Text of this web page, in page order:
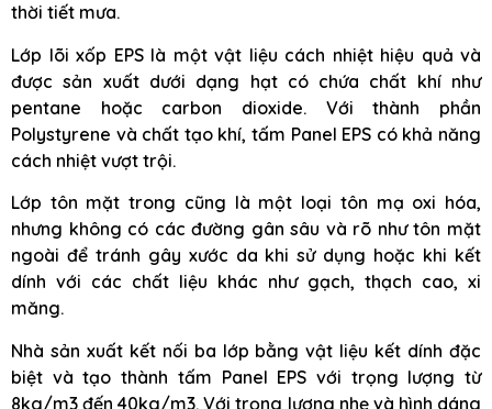
thời tiết mưa.
Lớp lõi xốp EPS là một vật liệu cách nhiệt hiệu quả và
được sản xuất dưới dạng hạt có chứa chất khí như
pentane hoặc carbon dioxide. Với thành phần
Polystyrene và chất tạo khí, tấm Panel EPS có khả năng
cách nhiệt vượt trội.
Lớp tôn mặt trong cũng là một loại tôn mạ oxi hóa,
nhưng không có các đường gân sâu và rõ như tôn mặt
ngoài để tránh gây xước da khi sử dụng hoặc khi kết
dính với các chất liệu khác như gạch, thạch cao, xi
măng.
Nhà sản xuất kết nối ba lớp bằng vật liệu kết dính đặc
biệt và tạo thành tấm Panel EPS với trọng lượng từ
8kg/m3 đến 40kg/m3. Với trọng lượng nhẹ và hình dáng